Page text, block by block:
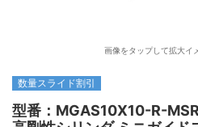
画像をタップして拡大イ
数量スライド割引
型番：MGAS10X10-R-MSR